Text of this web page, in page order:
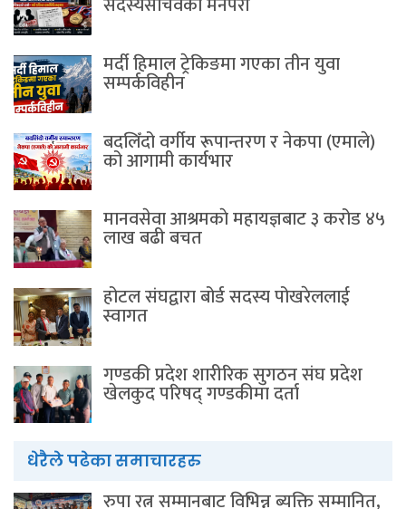
मर्दी हिमाल ट्रेकिङमा गएका तीन युवा
सम्पर्कविहीन
बदलिँदो वर्गीय रूपान्तरण र नेकपा (एमाले)
को आगामी कार्यभार
मानवसेवा आश्रमकाे‌ महायज्ञबाट ३ करोड ४५
लाख बढी बचत
होटल संघद्वारा बोर्ड सदस्य पोखरेललाई
स्वागत
गण्डकी प्रदेश शारीरिक सुगठन संघ प्रदेश
खेलकुद परिषद् गण्डकीमा दर्ता
धेरैले पढेका समाचारहरु
रुपा रत्न सम्मानबाट विभिन्न ब्यक्ति सम्मानित,